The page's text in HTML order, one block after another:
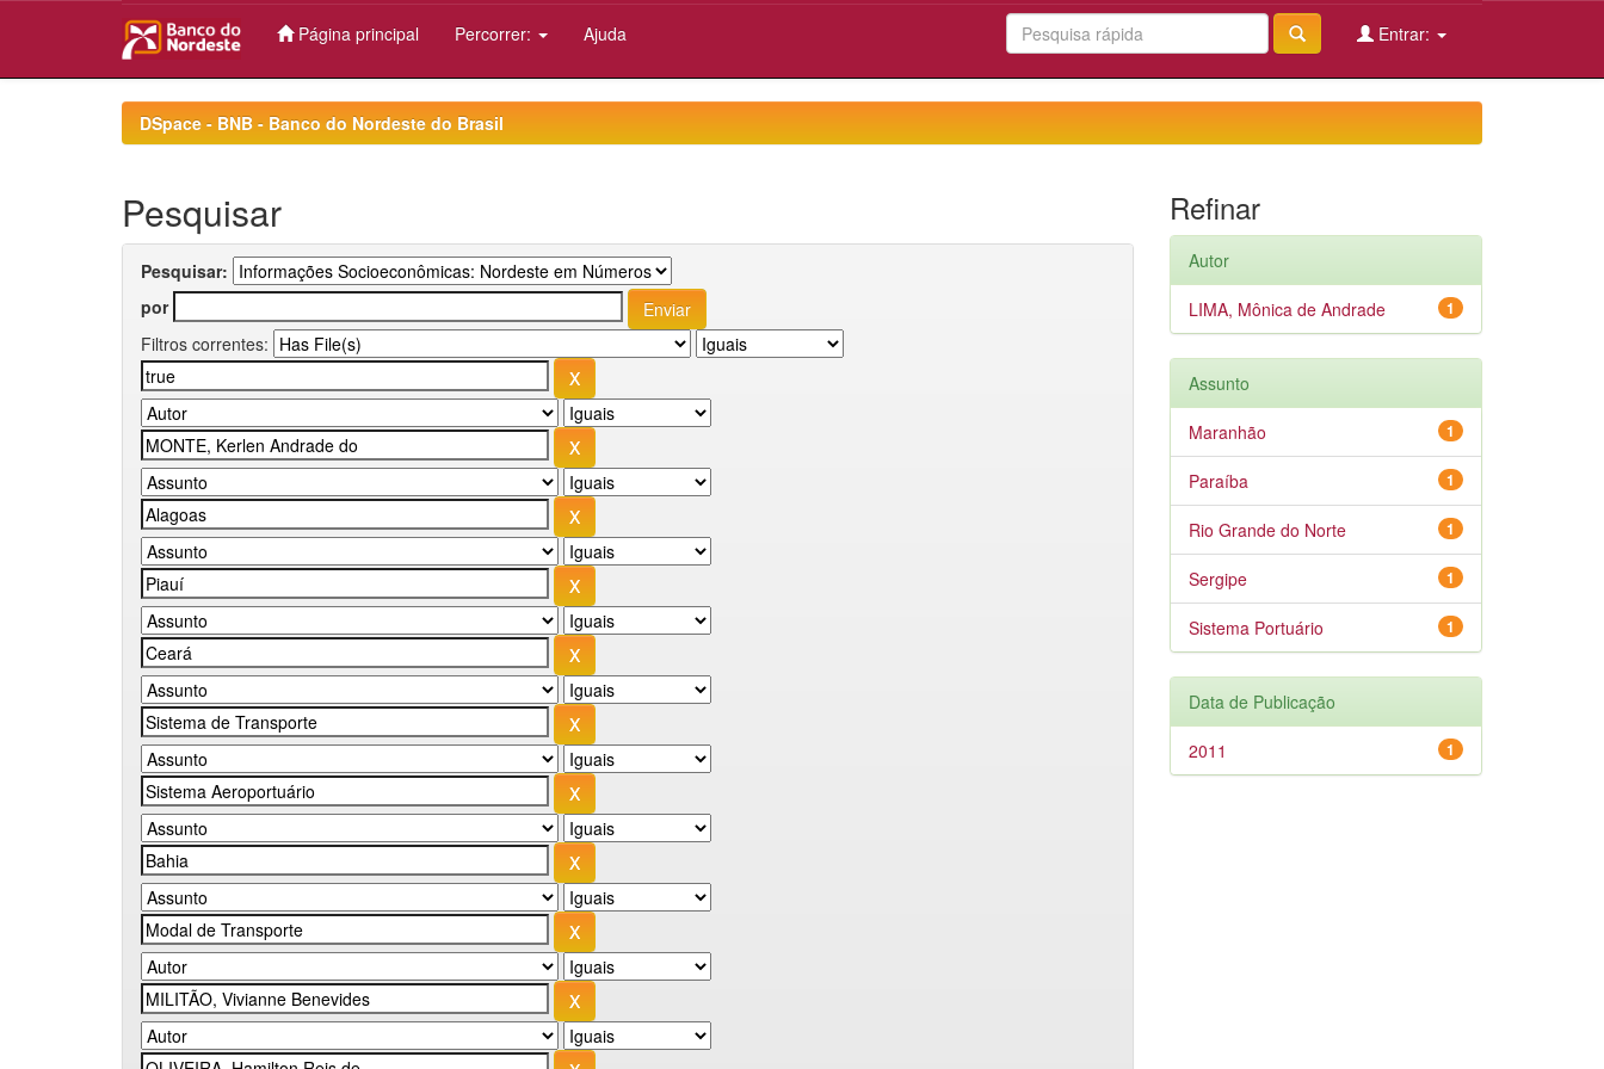
Página principal Percorrer: Ajuda Entrar:
DSpace - BNB - Banco do Nordeste do Brasil
Pesquisar
Pesquisar:
por
Filtros correntes:
Refinar
Autor
1
LIMA, Mônica de Andrade
Assunto
1
Maranhão
1
Paraíba
1
Rio Grande do Norte
1
Sergipe
1
Sistema Portuário
Data de Publicação
1
2011